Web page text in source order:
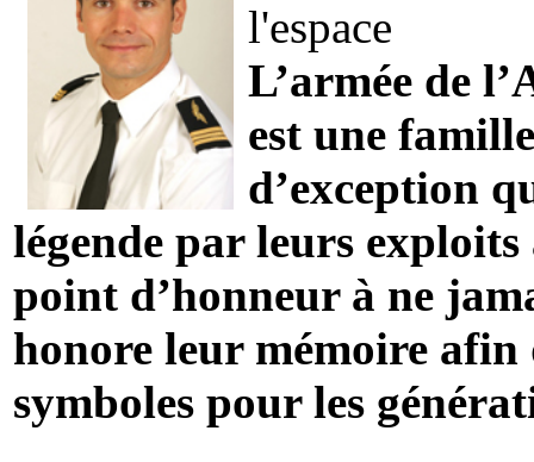
l'espace
L’armée de
est une
d’exception
légende par leurs
point d’honneur à ne
honore leur mémoire afin
symboles pour les